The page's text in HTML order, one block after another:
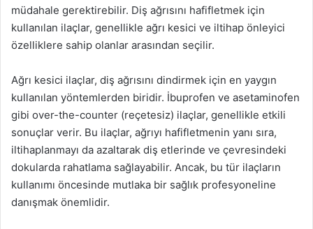
müdahale gerektirebilir. Diş ağrısını hafifletmek için
kullanılan ilaçlar, genellikle ağrı kesici ve iltihap önleyici
özelliklere sahip olanlar arasından seçilir.
Ağrı kesici ilaçlar, diş ağrısını dindirmek için en yaygın
kullanılan yöntemlerden biridir. İbuprofen ve asetaminofen
gibi over-the-counter (reçetesiz) ilaçlar, genellikle etkili
sonuçlar verir. Bu ilaçlar, ağrıyı hafifletmenin yanı sıra,
iltihaplanmayı da azaltarak diş etlerinde ve çevresindeki
dokularda rahatlama sağlayabilir. Ancak, bu tür ilaçların
kullanımı öncesinde mutlaka bir sağlık profesyoneline
danışmak önemlidir.